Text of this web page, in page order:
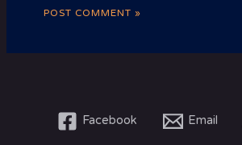
Facebook Email